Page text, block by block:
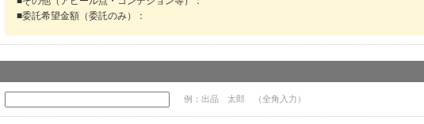
■委託希望金額（委託のみ）：
例：出品 太郎 （全角入力）